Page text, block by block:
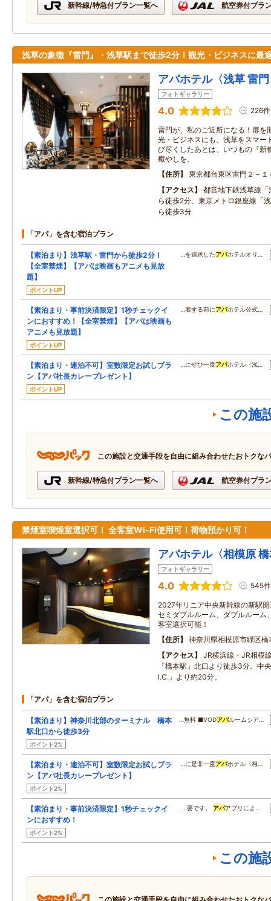
新幹線/特急付プラン一覧へ 航空券付プラ
浅草の象徴『雷門』・浅草駅まで徒歩2分！観光・ビジネスに最
アパホテル〈浅草 雷
フォトギャラリー
4.0 226件
雷門が、私のご近所になる！扉を
光・ビジネスにも、浅草をスマー
び尽くしたあとは、いつもの『新
癒やしを。
住所
東京都台東区雷門２－１
アクセス
都営地下鉄浅草線
ら徒歩2分、東京メトロ銀座線「
ら徒歩3分
「アパ」を含む宿泊プラン
【素泊まり】浅草駅・雷門から徒歩2分！
【全室禁煙】【アパは映画もアニメも見放
題】
ポイントUP
…を追求したアパホテルオリ…
【素泊まり・事前決済限定】1秒チェックイ
ンにおすすめ！【全室禁煙】【アパは映画も
アニメも見放題】
ポイントUP
…着する前にアパホテル公式…
【素泊まり・連泊不可】室数限定お試しプラ
ン【アパ社長カレープレゼント】
ポイントUP
…にぜひ一度アパホテル〈浅…
この施
この施設と交通手段を自由に組み合わせたおトクな
新幹線/特急付プラン一覧へ 航空券付プラ
禁煙室喫煙室選択可！ 全客室Wi-Fi使用可！荷物預かり可！
アパホテル〈相模原
フォトギャラリー
4.0 545件
2027年リニア中央新幹線の新駅
セミダブルルーム、ダブルルーム
客室選択可能！
住所
神奈川県相模原市緑区
アクセス
JR横浜線・JR相模
『橋本駅』北口より徒歩3分。中
I.C.」より約20分。
「アパ」を含む宿泊プラン
【素泊まり】神奈川北部のターミナル 橋本
駅北口から徒歩3分
ポイント2%
…無料 ■VODアパルームシア…
【素泊まり・連泊不可】室数限定お試しプラ
ン【アパ社長カレープレゼント】
ポイント2%
…に是非一度アパホテル〈相…
【素泊まり・事前決済限定】1秒チェックイ
ンにおすすめ！
ポイント2%
…要です。 アパアプリによ…
この施